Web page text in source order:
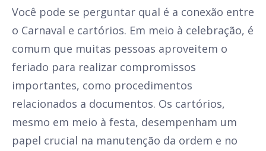
Você pode se perguntar qual é a conexão entre
o Carnaval e cartórios. Em meio à celebração, é
comum que muitas pessoas aproveitem o
feriado para realizar compromissos
importantes, como procedimentos
relacionados a documentos. Os cartórios,
mesmo em meio à festa, desempenham um
papel crucial na manutenção da ordem e no